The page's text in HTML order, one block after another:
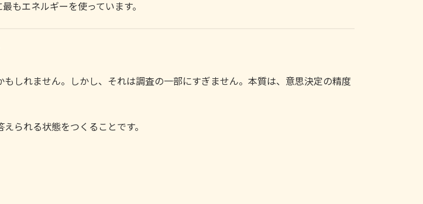
もエネルギーを使っています。
しれません。しかし、それは調査の一部にすぎません。本質は、意思決定の精度
られる状態をつくることです。